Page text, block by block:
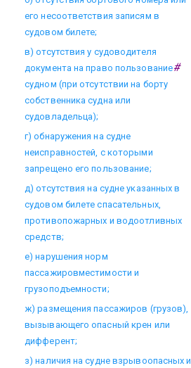
его несоответствия записям в
судовом билете;
в) отсутствия у судоводителя
документа на право пользование#
судном (при отсутствии на борту
собственника судна или
судовладельца);
г) обнаружения на судне
неисправностей, с которыми
запрещено его пользование;
д) отсутствия на судне указанных в
судовом билете спасательных,
противопожарных и водоотливных
средств;
е) нарушения норм
пассажировместимости и
грузоподъемности;
ж) размещения пассажиров (грузов),
вызывающего опасный крен или
дифферент;
з) наличия на судне взрывоопасных и